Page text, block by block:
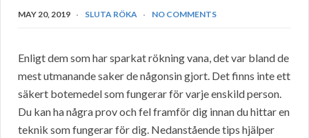
MAY 20, 2019 SLUTA RÖKA NO COMMENTS
Enligt dem som har sparkat rökning vana, det var bland de
mest utmanande saker de någonsin gjort. Det finns inte ett
säkert botemedel som fungerar för varje enskild person.
Du kan ha några prov och fel framför dig innan du hittar en
teknik som fungerar för dig. Nedanstående tips hjälper